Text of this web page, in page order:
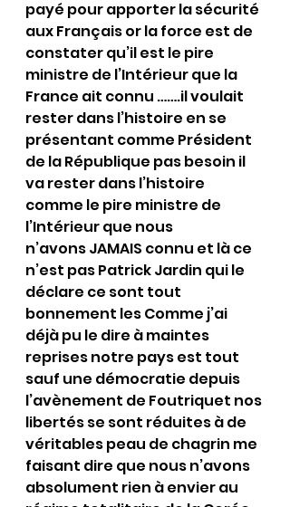
payé pour apporter la sécurité
aux Français or la force est de
constater qu’il est le pire
ministre de l’Intérieur que la
France ait connu …….il voulait
rester dans l’histoire en se
présentant comme Président
de la République pas besoin il
va rester dans l’histoire
comme le pire ministre de
l’Intérieur que nous
n’avons JAMAIS connu et là ce
n’est pas Patrick Jardin qui le
déclare ce sont tout
bonnement les Comme j’ai
déjà pu le dire à maintes
reprises notre pays est tout
sauf une démocratie depuis
l’avènement de Foutriquet nos
libertés se sont réduites à de
véritables peau de chagrin me
faisant dire que nous n’avons
absolument rien à envier au